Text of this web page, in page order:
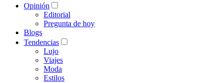
Opinión
Editorial
Pregunta de hoy
Blogs
Tendencias
Lujo
Viajes
Moda
Estilos